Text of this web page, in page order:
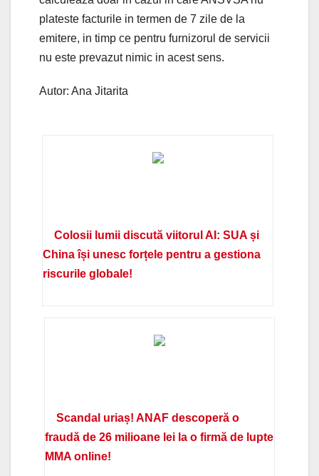
plateste facturile in termen de 7 zile de la
emitere, in timp ce pentru furnizorul de servicii
nu este prevazut nimic in acest sens.
Autor: Ana Jitarita
Colosii lumii discută viitorul AI: SUA și
China își unesc forțele pentru a gestiona
riscurile globale!
Scandal uriaș! ANAF descoperă o
fraudă de 26 milioane lei la o firmă de lupte
MMA online!